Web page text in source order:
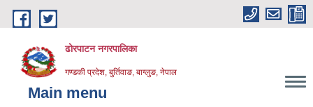
Skip to main content
ढोरपाटन नगरपालिका
गण्डकी प्रदेश, बुर्तिवाङ, बाग्लुङ, नेपाल
Main menu